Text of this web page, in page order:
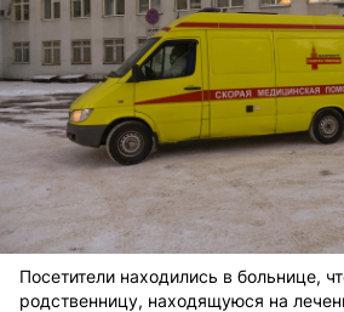
Посетители находились в больнице,
родственницу, находящуюся на